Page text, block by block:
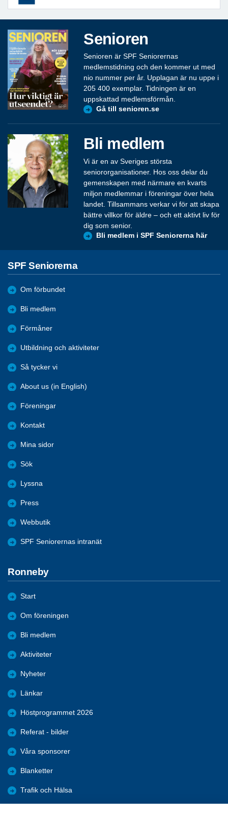
Senioren
Senioren är SPF Seniorernas
medlemstidning och den kommer ut med
nio nummer per år. Upplagan är nu uppe i
205 400 exemplar. Tidningen är en
uppskattad medlemsförmån.
Gå till senioren.se
Bli medlem
Vi är en av Sveriges största
seniororganisationer. Hos oss delar du
gemenskapen med närmare en kvarts
miljon medlemmar i föreningar över hela
landet. Tillsammans verkar vi för att skapa
bättre villkor för äldre – och ett aktivt liv för
dig som senior.
Bli medlem i SPF Seniorerna här
SPF Seniorerna
Om förbundet
Bli medlem
Förmåner
Utbildning och aktiviteter
Så tycker vi
About us (in English)
Föreningar
Kontakt
Mina sidor
Sök
Lyssna
Press
Webbutik
SPF Seniorernas intranät
Ronneby
Start
Om föreningen
Bli medlem
Aktiviteter
Nyheter
Länkar
Höstprogrammet 2026
Referat - bilder
Våra sponsorer
Blanketter
Trafik och Hälsa